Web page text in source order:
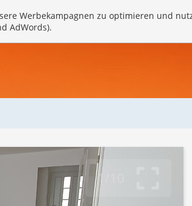
Werbekampagnen zu optimieren und
AdWords).
1/10